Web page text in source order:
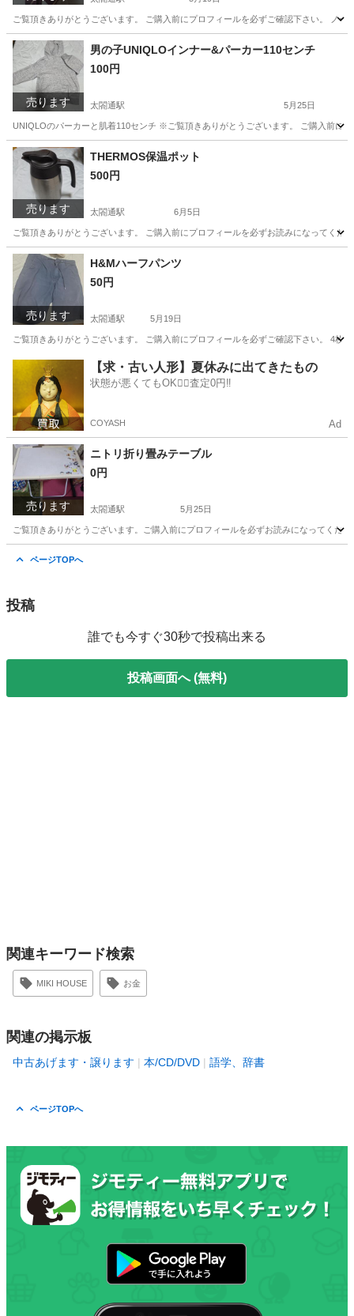
ご覧頂きありがとうございます。 ご購入前にプロフィールを必ずご確認下さい。 ノ
愛知 名古屋市 太閤通駅 小物
売ります
男の子UNIQLOインナー&パーカー110センチ
100円
太閤通駅 5月25日
UNIQLOのパーカーと肌着110センチ ※ご覧頂きありがとうございます。 ご購入前に
愛知 名古屋市 ベビー用品
売ります
THERMOS保温ポット
500円
太閤通駅 6月5日
ご覧頂きありがとうございます。 ご購入前にプロフィールを必ずお読みになってく
愛知 名古屋市
売ります
H&Mハーフパンツ
50円
太閤通駅 5月19日
ご覧頂きありがとうございます。 ご購入前にプロフィールを必ずご確認下さい。 4
太閤通駅 パンツ ハーフパンツ
【求・古い人形】夏休みに出てきたもの
状態が悪くてもOK🙆‍♀️査定0円‼️
COYASH Ad
売ります
ニトリ折り畳みテーブル
0円
太閤通駅 5月25日
ご覧頂きありがとうございます。ご購入前にプロフィールを必ずお読みになってくだ
ページTOPへ
投稿
誰でも今すぐ30秒で投稿出来る
投稿画面へ (無料)
関連キーワード検索
MIKI HOUSE お金
関連の掲示板
中古あげます・譲ります 本/CD/DVD 語学、辞書
ページTOPへ